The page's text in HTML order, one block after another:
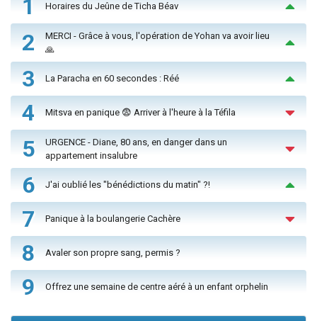
1 Horaires du Jeûne de Ticha Béav
2
MERCI - Grâce à vous, l'opération de Yohan va avoir lieu
🙏
3 La Paracha en 60 secondes : Réé
4 Mitsva en panique 😨 Arriver à l'heure à la Téfila
5
URGENCE - Diane, 80 ans, en danger dans un
appartement insalubre
6 J'ai oublié les "bénédictions du matin" ?!
7 Panique à la boulangerie Cachère
8 Avaler son propre sang, permis ?
9 Offrez une semaine de centre aéré à un enfant orphelin